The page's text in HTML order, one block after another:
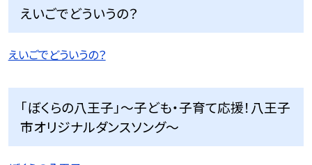
えいごでどういうの？
えいごでどういうの？
「ぼくらの八王子」〜子ども・子育て応援！八王子
市オリジナルダンスソング〜